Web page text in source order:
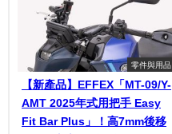
零件與用品
【新產品】EFFEX「MT-09/Y-
AMT 2025年式用把手 Easy
Fit Bar Plus」！高7mm後移